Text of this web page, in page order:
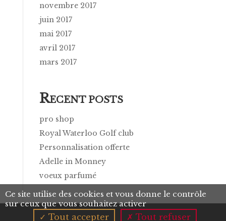
novembre 2017
juin 2017
mai 2017
avril 2017
mars 2017
RECENT POSTS
pro shop
Royal Waterloo Golf club
Personnalisation offerte
Adelle in Monney
voeux parfumé
Ce site utilise des cookies et vous donne le contrôle
sur ceux que vous souhaitez activer
Tout accepter Tout refuser